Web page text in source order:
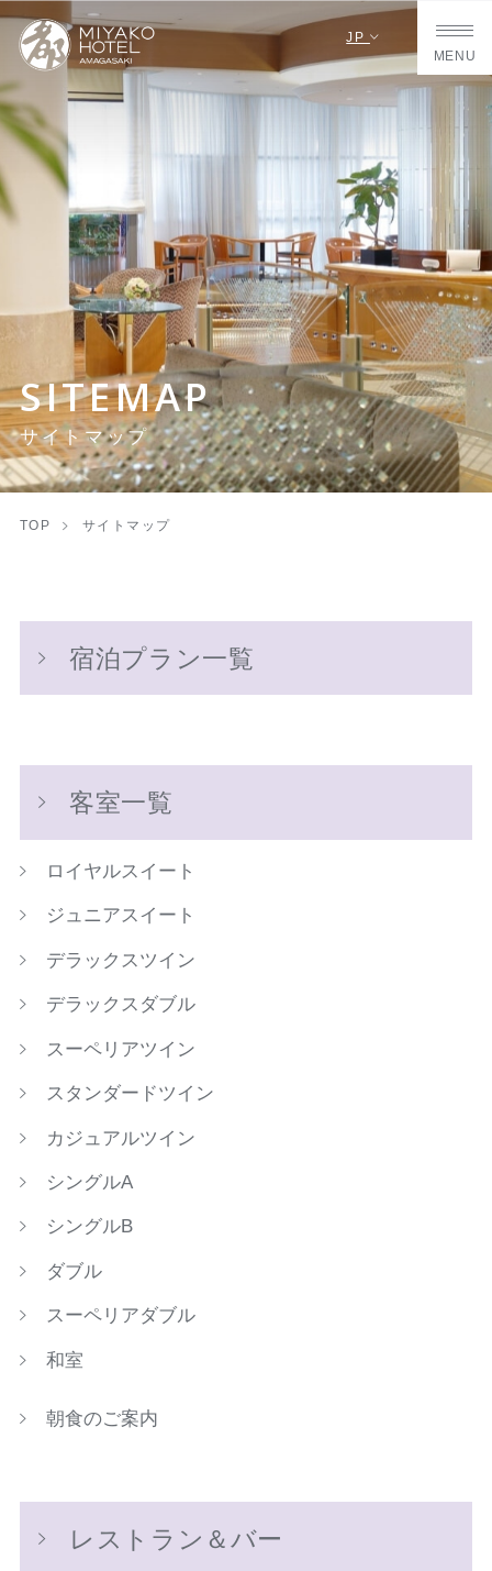
JP
MENU
SITEMAP
サイトマップ
TOP サイトマップ
宿泊プラン一覧
客室一覧
ロイヤルスイート
ジュニアスイート
デラックスツイン
デラックスダブル
スーペリアツイン
スタンダードツイン
カジュアルツイン
シングルA
シングルB
ダブル
スーペリアダブル
和室
朝食のご案内
レストラン＆バー